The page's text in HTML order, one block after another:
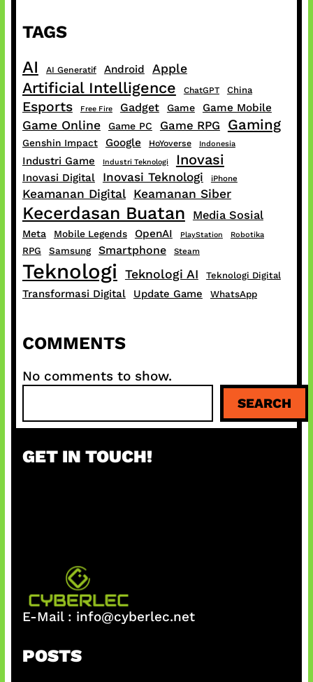
TAGS
AI AI Generatif Android Apple
Artificial Intelligence ChatGPT China
Esports Free Fire Gadget Game Game Mobile
Game Online Game PC Game RPG Gaming
Genshin Impact Google HoYoverse Indonesia
Industri Game Industri Teknologi Inovasi
Inovasi Digital Inovasi Teknologi iPhone
Keamanan Digital Keamanan Siber
Kecerdasan Buatan Media Sosial
Meta Mobile Legends OpenAI PlayStation Robotika
RPG Samsung Smartphone Steam
Teknologi Teknologi AI Teknologi Digital
Transformasi Digital Update Game WhatsApp
COMMENTS
No comments to show.
S
a
c
SEARCH
GET IN TOUCH!
E-Mail : info@cyberlec.net
POSTS